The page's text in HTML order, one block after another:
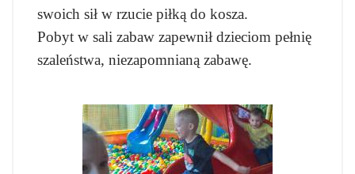
swoich sił w rzucie piłką do kosza.
Pobyt w sali zabaw zapewnił dzieciom pełnię
szaleństwa, niezapomnianą zabawę.